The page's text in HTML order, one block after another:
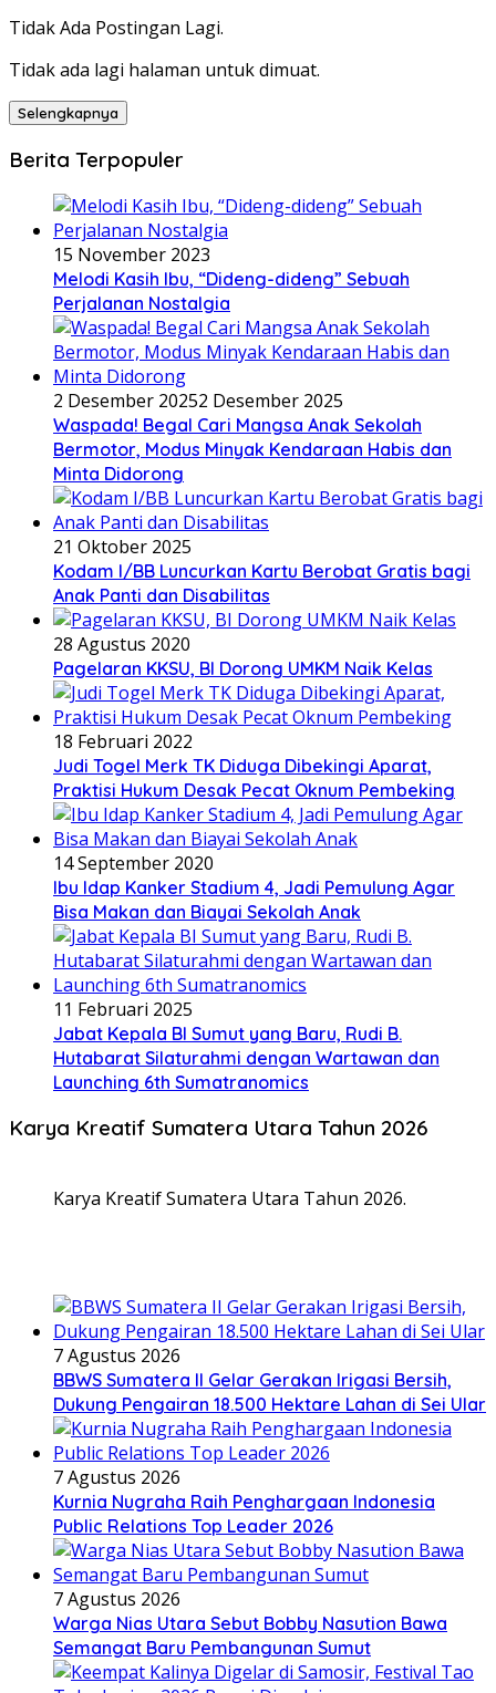
Tidak Ada Postingan Lagi.
Tidak ada lagi halaman untuk dimuat.
Selengkapnya
Berita Terpopuler
15 November 2023
Melodi Kasih Ibu, “Dideng-dideng” Sebuah
Perjalanan Nostalgia
2 Desember 20252 Desember 2025
Waspada! Begal Cari Mangsa Anak Sekolah
Bermotor, Modus Minyak Kendaraan Habis dan
Minta Didorong
21 Oktober 2025
Kodam I/BB Luncurkan Kartu Berobat Gratis bagi
Anak Panti dan Disabilitas
28 Agustus 2020
Pagelaran KKSU, BI Dorong UMKM Naik Kelas
18 Februari 2022
Judi Togel Merk TK Diduga Dibekingi Aparat,
Praktisi Hukum Desak Pecat Oknum Pembeking
14 September 2020
Ibu Idap Kanker Stadium 4, Jadi Pemulung Agar
Bisa Makan dan Biayai Sekolah Anak
11 Februari 2025
Jabat Kepala BI Sumut yang Baru, Rudi B.
Hutabarat Silaturahmi dengan Wartawan dan
Launching 6th Sumatranomics
Karya Kreatif Sumatera Utara Tahun 2026
Karya Kreatif Sumatera Utara Tahun 2026.
7 Agustus 2026
BBWS Sumatera II Gelar Gerakan Irigasi Bersih,
Dukung Pengairan 18.500 Hektare Lahan di Sei Ular
7 Agustus 2026
Kurnia Nugraha Raih Penghargaan Indonesia
Public Relations Top Leader 2026
7 Agustus 2026
Warga Nias Utara Sebut Bobby Nasution Bawa
Semangat Baru Pembangunan Sumut